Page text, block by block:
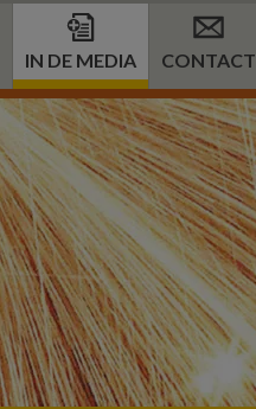
IN DE MEDIA CONTACT